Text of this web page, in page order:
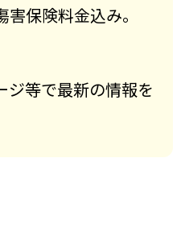
保険料金込み。
等で最新の情報を